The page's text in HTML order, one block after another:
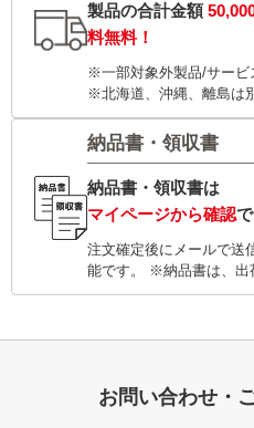
製品の合計金額
料無料！
※一部対象外製品/サービ
※北海道、沖縄、離島は
納品書・領収書
納品書・領収書は
マイページから確認
注文確定後にメールで送
能です。 ※納品書は、出
お問い合わせ・